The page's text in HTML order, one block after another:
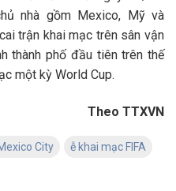
nhà gồm Mexico, Mỹ và
trận khai mạc trên sân vận
thành phố đầu tiên trên thế
một kỳ World Cup.
Theo TTXVN
City ễ khai mạc FIFA